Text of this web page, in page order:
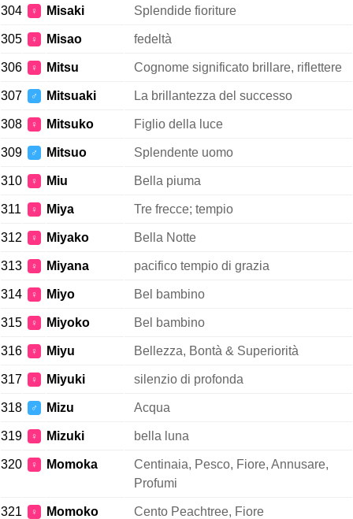
304 ♀ Misaki Splendide fioriture
305 ♀ Misao fedeltà
306 ♀ Mitsu Cognome significato brillare, riflettere
307 ♂ Mitsuaki La brillantezza del successo
308 ♀ Mitsuko Figlio della luce
309 ♂ Mitsuo Splendente uomo
310 ♀ Miu Bella piuma
311 ♀ Miya Tre frecce; tempio
312 ♀ Miyako Bella Notte
313 ♀ Miyana pacifico tempio di grazia
314 ♀ Miyo Bel bambino
315 ♀ Miyoko Bel bambino
316 ♀ Miyu Bellezza, Bontà & Superiorità
317 ♀ Miyuki silenzio di profonda
318 ♂ Mizu Acqua
319 ♀ Mizuki bella luna
320 ♀ Momoka
Centinaia, Pesco, Fiore, Annusare,
Profumi
321 ♀ Momoko Cento Peachtree, Fiore